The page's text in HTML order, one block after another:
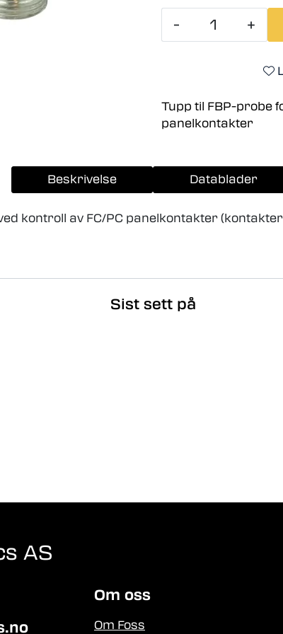
- +
Tupp til FBP-probe
panelkontakter
Beskrivelse Datablader
kontroll av FC/PC panelkontakter
Sist sett på
AS
Om oss
Om Foss